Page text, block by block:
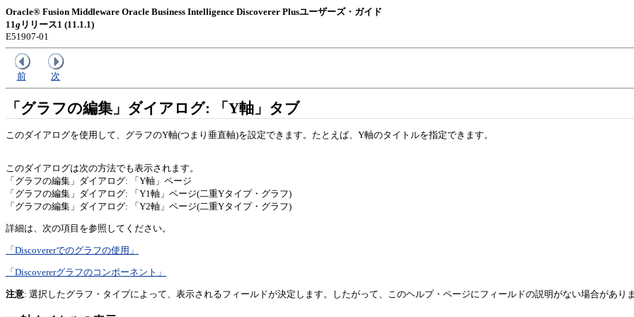
Oracle® Fusion Middleware Oracle Business Intelligence Discoverer Plusユーザーズ・ガイド
11g リリース1 (11.1.1)
E51907-01
前 次
「グラフの編集」ダイアログ: 「Y軸」タブ
このダイアログを使用して、グラフのY軸(つまり垂直軸)を設定できます。たとえば、Y軸のタイトルを指定できます。
このダイアログは次の方法でも表示されます。
「グラフの編集」ダイアログ: 「Y軸」ページ
「グラフの編集」ダイアログ: 「Y1軸」ページ(二重Yタイプ・グラフ)
「グラフの編集」ダイアログ: 「Y2軸」ページ(二重Yタイプ・グラフ)
詳細は、次の項目を参照してください。
「Discovererでのグラフの使用」
「Discovererグラフのコンポーネント」
注意: 選択したグラフ・タイプによって、表示されるフィールドが決定します。したがって、このヘルプ・ページにフィールドの説明がない場合がありま